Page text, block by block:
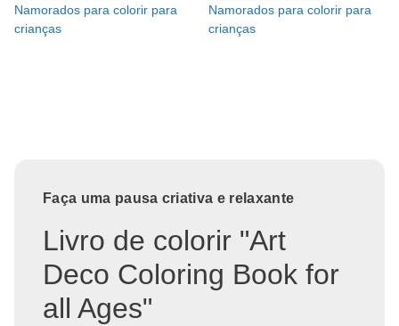
Namorados para colorir para
crianças
Namorados para colorir para
crianças
Faça uma pausa criativa e relaxante
Livro de colorir "Art
Deco Coloring Book for
all Ages"